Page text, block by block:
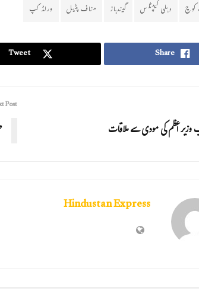
کوچ دہلی کیپٹلس گیندباز مناف پٹیل ورلڈ کپ
Share
Tweet
وزیر اعظم کی مودی سے ملاقات
Post
Hindustan Express